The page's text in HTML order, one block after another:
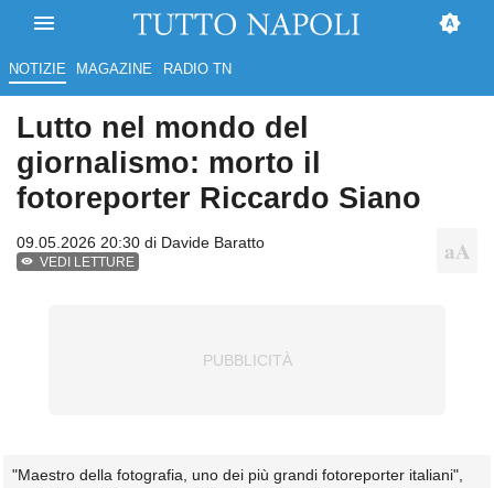
NOTIZIE MAGAZINE RADIO TN
Lutto nel mondo del
giornalismo: morto il
fotoreporter Riccardo Siano
09.05.2026 20:30 di Davide Baratto
VEDI LETTURE
"Maestro della fotografia, uno dei più grandi fotoreporter italiani",